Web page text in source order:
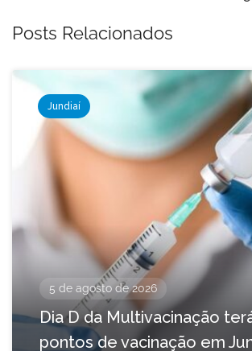
Posts Relacionados
Jundiaí
5 de agosto de 2026
Dia D da Multivacinação
pontos de vacinação em